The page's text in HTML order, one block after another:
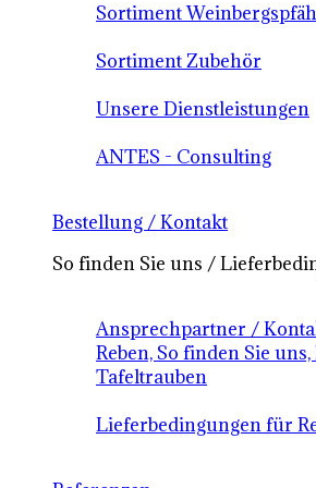
Sortiment
Sortiment Zubehör
Unsere Dienstleistungen
ANTES - Consulting
Bestellung / Kontakt
So finden Sie uns /
Ansprechpartner /
Reben, So finden Sie uns,
Tafeltrauben
Lieferbedingungen für